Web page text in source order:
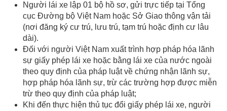
Người lái xe lập 01 bộ hồ sơ, gửi trực tiếp tại Tổng
cục Đường bộ Việt Nam hoặc Sở Giao thông vận tải
(nơi đăng ký cư trú, lưu trú, tạm trú hoặc định cư lâu
dài).
Đối với người Việt Nam xuất trình hợp pháp hóa lãnh
sự giấy phép lái xe hoặc bằng lái xe của nước ngoài
theo quy định của pháp luật về chứng nhận lãnh sự,
hợp pháp hóa lãnh sự, trừ các trường hợp được miễn
trừ theo quy định của pháp luật;
Khi đến thực hiện thủ tục đổi giấy phép lái xe, người